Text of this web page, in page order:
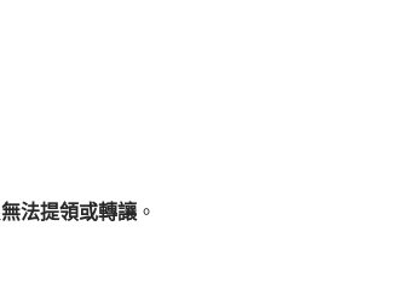
無法提領或轉讓 。